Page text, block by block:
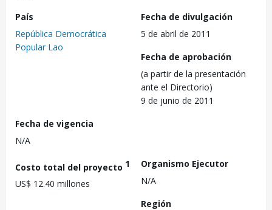
País
República Democrática
Popular Lao
Fecha de divulgación
5 de abril de 2011
Fecha de aprobación
(a partir de la presentación
ante el Directorio)
9 de junio de 2011
Fecha de vigencia
N/A
Costo total del proyecto 1
US$ 12.40 millones
Organismo Ejecutor
N/A
Región